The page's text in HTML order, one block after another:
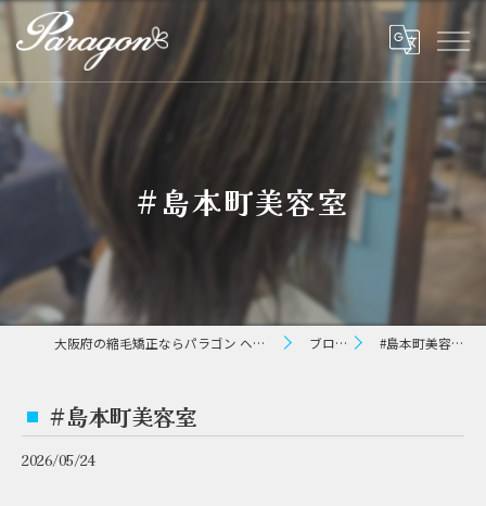
#島本町美容室⁡
大阪府の縮毛矯正ならパラゴン ヘアー ブログ #島本町美容室⁡
#島本町美容室⁡
2026/05/24